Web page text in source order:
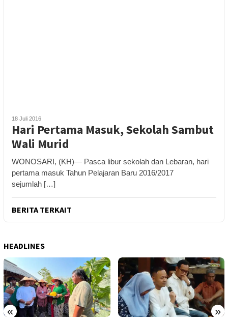
18 Juli 2016
Hari Pertama Masuk, Sekolah Sambut
Wali Murid
WONOSARI, (KH)— Pasca libur sekolah dan Lebaran, hari
pertama masuk Tahun Pelajaran Baru 2016/2017
sejumlah […]
BERITA TERKAIT
HEADLINES
« »